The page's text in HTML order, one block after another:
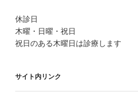
休診日
木曜・日曜・祝日
祝日のある木曜日は診療します
サイト内リンク